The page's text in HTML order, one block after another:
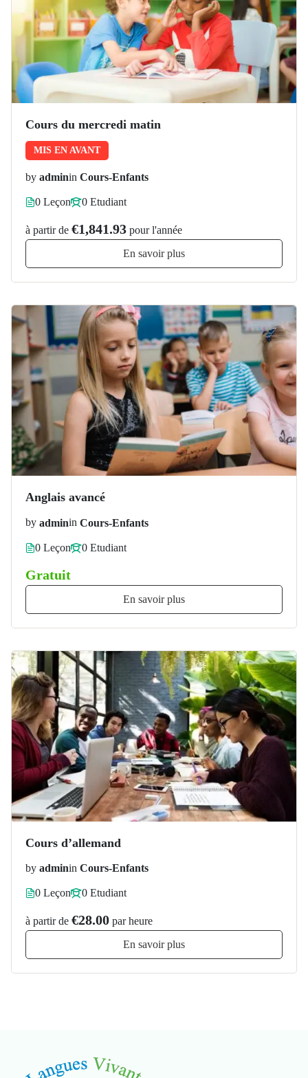
Cours du mercredi matin
MIS EN AVANT
by adminin Cours-Enfants
0 Leçon 0 Etudiant
à partir de €1,841.93 pour l'année
En savoir plus
Anglais avancé
by adminin Cours-Enfants
0 Leçon 0 Etudiant
Gratuit
En savoir plus
Cours d’allemand
by adminin Cours-Enfants
0 Leçon 0 Etudiant
à partir de €28.00 par heure
En savoir plus